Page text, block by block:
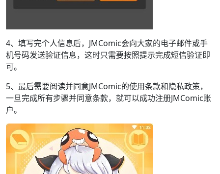
4、填写完个人信息后，JMComic会向大家的电子邮件或手
机号码发送验证信息，这时只需要按照提示完成短信验证即
可。
5、最后需要阅读并同意JMComic的使用条款和隐私政策，
一旦完成所有步骤并同意条款，就可以成功注册JMComic账
户。